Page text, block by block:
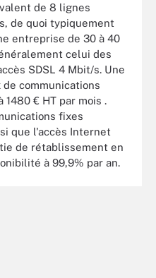
de 8 lignes
de quoi typiquement
entreprise de 30 à 40
celui des
SDSL 4 Mbit/s. Une
communications
€ HT par mois .
fixes
que l'accès Internet
de rétablissement en
à 99,9% par an.